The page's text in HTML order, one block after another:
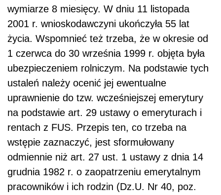
wymiarze 8 miesięcy. W dniu 11 listopada
2001 r. wnioskodawczyni ukończyła 55 lat
życia. Wspomnieć też trzeba, że w okresie od
1 czerwca do 30 września 1999 r. objęta była
ubezpieczeniem rolniczym. Na podstawie tych
ustaleń należy ocenić jej ewentualne
uprawnienie do tzw. wcześniejszej emerytury
na podstawie art. 29 ustawy o emeryturach i
rentach z FUS. Przepis ten, co trzeba na
wstępie zaznaczyć, jest sformułowany
odmiennie niż art. 27 ust. 1 ustawy z dnia 14
grudnia 1982 r. o zaopatrzeniu emerytalnym
pracowników i ich rodzin (Dz.U. Nr 40, poz.